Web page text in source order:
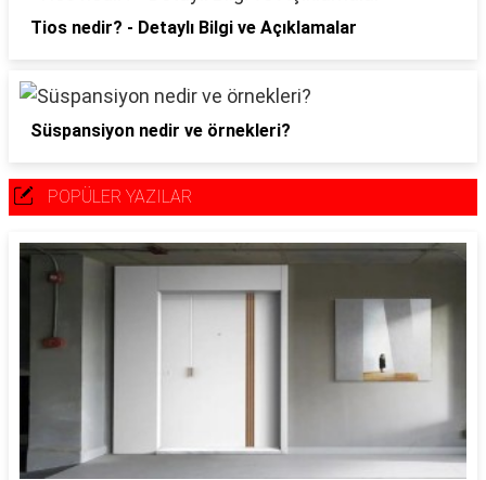
Tios nedir? - Detaylı Bilgi ve Açıklamalar
Süspansiyon nedir ve örnekleri?
POPÜLER YAZILAR